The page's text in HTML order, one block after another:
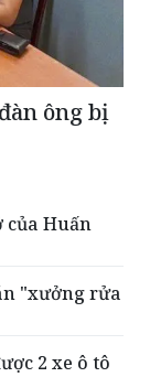
ông bị
của Huấn
"xưởng rửa
2 xe ô tô